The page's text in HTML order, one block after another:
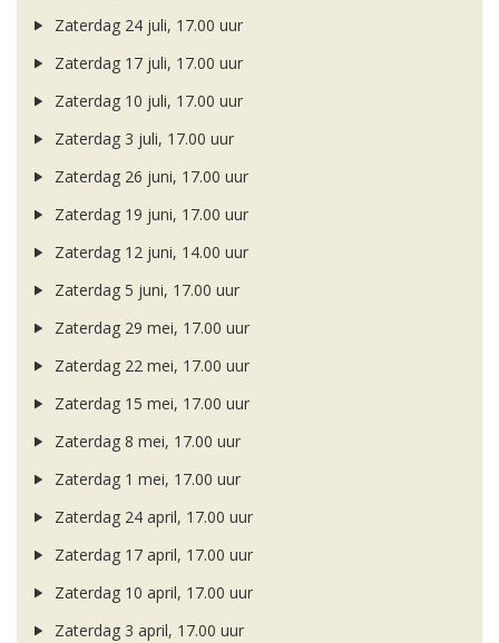
Zaterdag 24 juli, 17.00 uur
Zaterdag 17 juli, 17.00 uur
Zaterdag 10 juli, 17.00 uur
Zaterdag 3 juli, 17.00 uur
Zaterdag 26 juni, 17.00 uur
Zaterdag 19 juni, 17.00 uur
Zaterdag 12 juni, 14.00 uur
Zaterdag 5 juni, 17.00 uur
Zaterdag 29 mei, 17.00 uur
Zaterdag 22 mei, 17.00 uur
Zaterdag 15 mei, 17.00 uur
Zaterdag 8 mei, 17.00 uur
Zaterdag 1 mei, 17.00 uur
Zaterdag 24 april, 17.00 uur
Zaterdag 17 april, 17.00 uur
Zaterdag 10 april, 17.00 uur
Zaterdag 3 april, 17.00 uur